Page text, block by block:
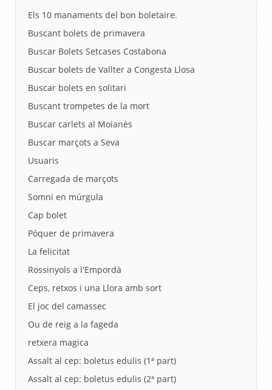
Els 10 manaments del bon boletaire.
Buscant bolets de primavera
Buscar Bolets Setcases Costabona
Buscar bolets de Vallter a Congesta Llosa
Buscar bolets en solitari
Buscant trompetes de la mort
Buscar carlets al Moianès
Buscar marçots a Seva
Usuaris
Carregada de marçots
Somni en múrgula
Cap bolet
Póquer de primavera
La felicitat
Rossinyols a l'Empordà
Ceps, retxos i una Llora amb sort
El joc del camassec
Ou de reig a la fageda
retxera magica
Assalt al cep: boletus edulis (1ª part)
Assalt al cep: boletus edulis (2ª part)